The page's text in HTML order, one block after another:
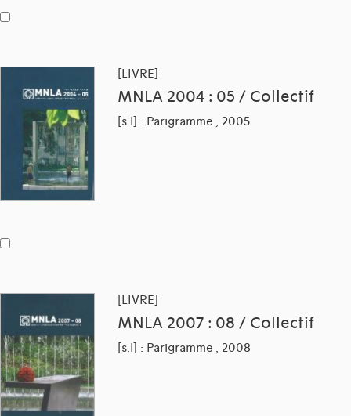
[LIVRE]
MNLA 2004 : 05 / Collectif
[s.l] : Parigramme , 2005
[LIVRE]
MNLA 2007 : 08 / Collectif
[s.l] : Parigramme , 2008